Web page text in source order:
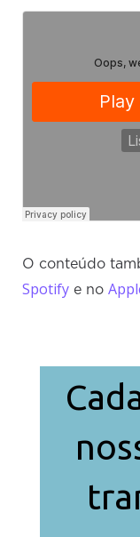
O conteúdo
Spotify e no